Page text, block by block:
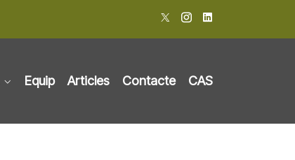
Equip Articles Contacte CAS